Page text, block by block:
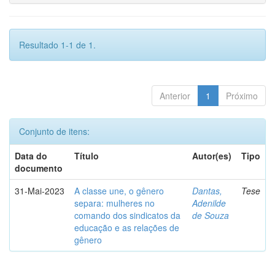
Resultado 1-1 de 1.
Anterior 1 Próximo
Conjunto de itens:
Data do
documento
Título Autor(es) Tipo
31-Mai-2023
A classe une, o gênero
separa: mulheres no
comando dos sindicatos da
educação e as relações de
gênero
Dantas,
Adenilde
de Souza
Tese